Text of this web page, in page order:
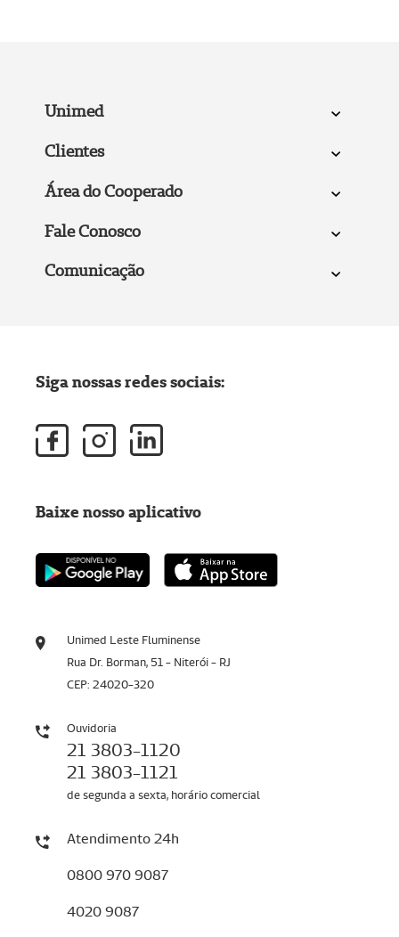
Unimed
Clientes
Área do Cooperado
Fale Conosco
Comunicação
Unimed Leste Fluminense
Rua Dr. Borman, 51 - Niterói - RJ
CEP: 24020-320
Ouvidoria
21 3803-1120
21 3803-1121
de segunda a sexta, horário comercial
Atendimento 24h
0800 970 9087
4020 9087
Siga nossas redes sociais:
Baixe nosso aplicativo